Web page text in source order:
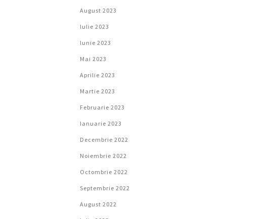
August 2023
Iulie 2023
Iunie 2023
Mai 2023
Aprilie 2023
Martie 2023
Februarie 2023
Ianuarie 2023
Decembrie 2022
Noiembrie 2022
Octombrie 2022
Septembrie 2022
August 2022